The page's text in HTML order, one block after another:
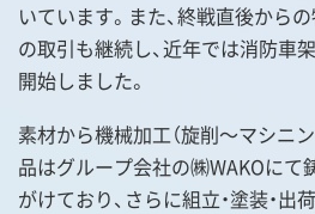
いています。また、終戦直後から
の取引も継続し、近年では消防車
開始しました。
素材から機械加工（旋削～マシニ
品はグループ会社の㈱WAKOにて
がけており、さらに組立・塗装・出